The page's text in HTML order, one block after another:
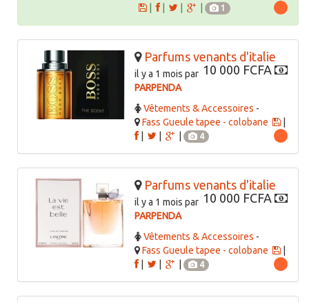
|
1
Parfums venants d'italie
10 000 FCFA
il y a 1 mois par
PARPENDA
Vêtements & Accessoires -
Fass Gueule tapee - colobane
4
Parfums venants d'italie
10 000 FCFA
il y a 1 mois par
PARPENDA
Vêtements & Accessoires -
Fass Gueule tapee - colobane
4